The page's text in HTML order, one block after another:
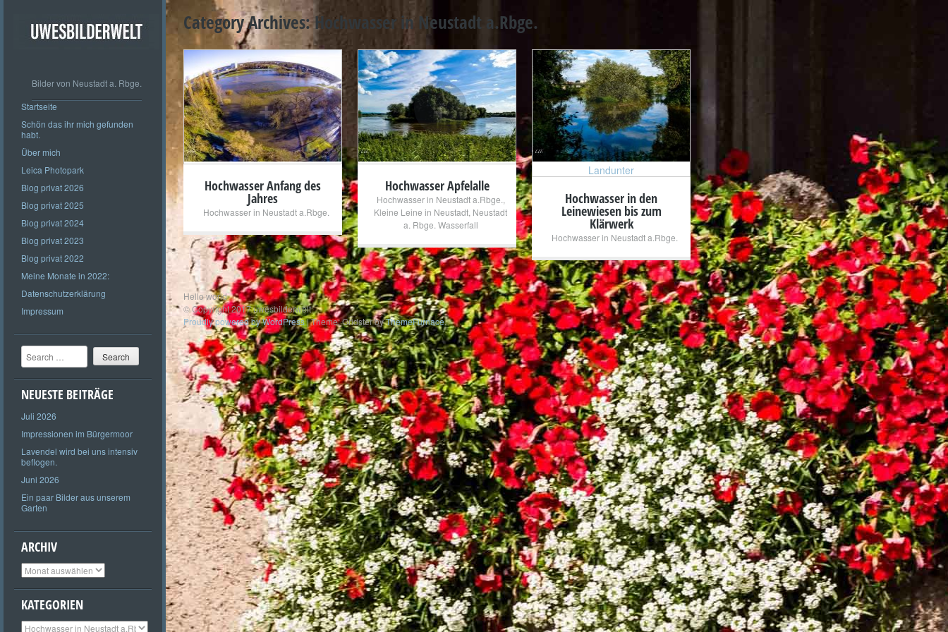
Bilder von Neustadt a. Rbge.
Startseite
Schön das ihr mich gefunden
habt.
Über mich
Leica Photopark
Blog privat 2026
Blog privat 2025
Blog privat 2024
Blog privat 2023
Blog privat 2022
Meine Monate in 2022:
Datenschutzerklärung
Impressum
Search
NEUESTE BEITRÄGE
Juli 2026
Impressionen im Bürgermoor
Lavendel wird bei uns intensiv
beflogen.
Juni 2026
Ein paar Bilder aus unserem
Garten
ARCHIV
Archiv
KATEGORIEN
Kategorien
Category Archives:Hochwasser in Neustadt a.Rbge.
+
Hochwasser Anfang des
Jahres
Hochwasser in Neustadt a.Rbge.
+
Hochwasser Apfelalle
Hochwasser in Neustadt a.Rbge.
Kleine Leine in Neustadt Neustadt
a. Rbge. Wasserfall
Landunter
+
Hochwasser in den
Leinewiesen bis zum
Klärwerk
Hochwasser in Neustadt a.Rbge.
Hello world
© Copyright 2017 uwesbilderwelt
Proudly powered by WordPress|Theme: Gridster byThemeFurnace.